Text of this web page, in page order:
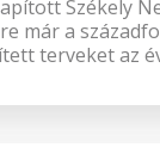
Székely
már a
terveket az